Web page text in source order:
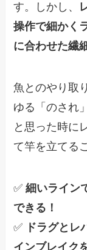
す。しかし、
操作で細かく
に合わせた繊
魚とのやり取
ゆる「のされ
と思った時に
て竿を立てる
✅細いライン
できる！
✅ ドラグとレ
インブレイク